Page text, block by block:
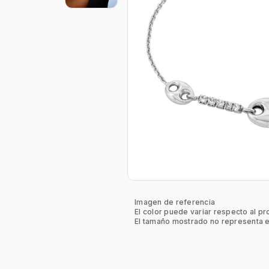
Imagen de referencia
El color puede variar respecto al
El tamaño mostrado no representa